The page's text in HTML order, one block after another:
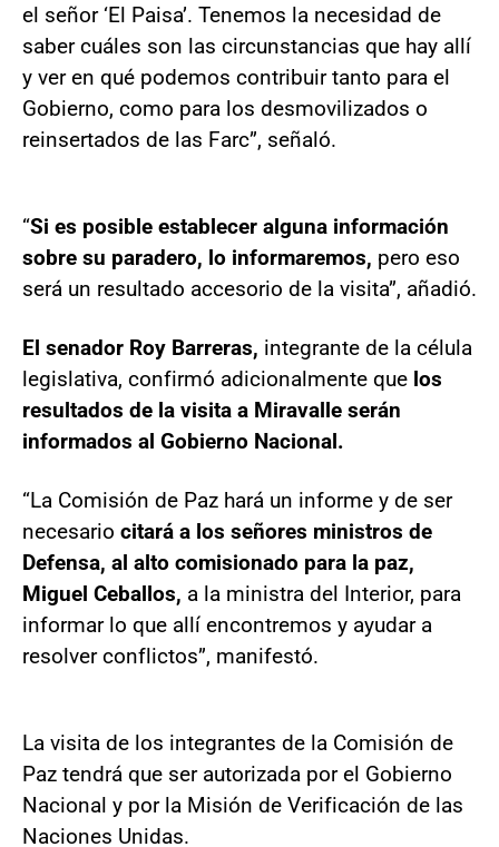
el señor ‘El Paisa’. Tenemos la necesidad de
saber cuáles son las circunstancias que hay allí
y ver en qué podemos contribuir tanto para el
Gobierno, como para los desmovilizados o
reinsertados de las Farc”, señaló.
“Si es posible establecer alguna información
sobre su paradero, lo informaremos, pero eso
será un resultado accesorio de la visita”, añadió.
El senador Roy Barreras, integrante de la célula
legislativa, confirmó adicionalmente que los
resultados de la visita a Miravalle serán
informados al Gobierno Nacional.
“La Comisión de Paz hará un informe y de ser
necesario citará a los señores ministros de
Defensa, al alto comisionado para la paz,
Miguel Ceballos, a la ministra del Interior, para
informar lo que allí encontremos y ayudar a
resolver conflictos”, manifestó.
La visita de los integrantes de la Comisión de
Paz tendrá que ser autorizada por el Gobierno
Nacional y por la Misión de Verificación de las
Naciones Unidas.